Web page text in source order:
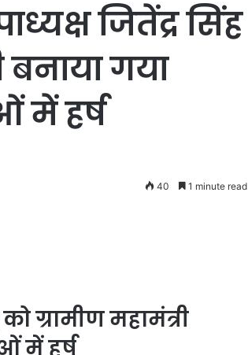
जितेंद्र सिंह
बनाया गया
में हर्ष
40 1 minute read
ग्रामीण महामंत्री
में हर्ष